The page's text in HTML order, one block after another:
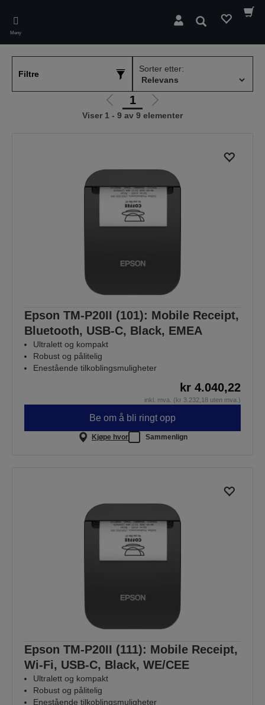
main
content
Meny
Søk
Filtre
Sorter etter:
Gå
til
1
Gå
til
Viser 1 - 9 av 9 elementer
Epson TM-P20II (101): Mobile Receipt,
Bluetooth, USB-C, Black, EMEA
Ultralett og kompakt
Robust og pålitelig
Enestående tilkoblingsmuligheter
kr 4.040,22
inkl. mva. (kr 3.232,18 uten mva.)
Be om å bli ringt opp
Kjøpe hvor Sammenlign
Epson TM-P20II (111): Mobile Receipt,
Wi-Fi, USB-C, Black, WE/CEE
Ultralett og kompakt
Robust og pålitelig
Enestående tilkoblingsmuligheter